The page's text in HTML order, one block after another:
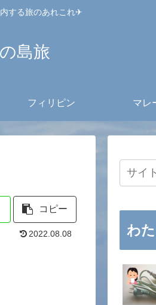
する旅のあれこれ✈︎
島旅
フィリピン マレ
コピー
2022.08.08 わ